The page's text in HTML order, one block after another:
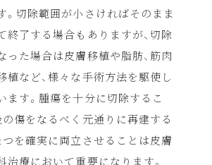
。切除範囲が小さければそのまま
終了する場合もありますが、切除
った場合は皮膚移植や脂肪、筋肉
植など、様々な手術方法を駆使し
ます。腫瘍を十分に切除するこ
の傷をなるべく元通りに再建する
つを確実に両立させることは皮膚
治療において重要になります。